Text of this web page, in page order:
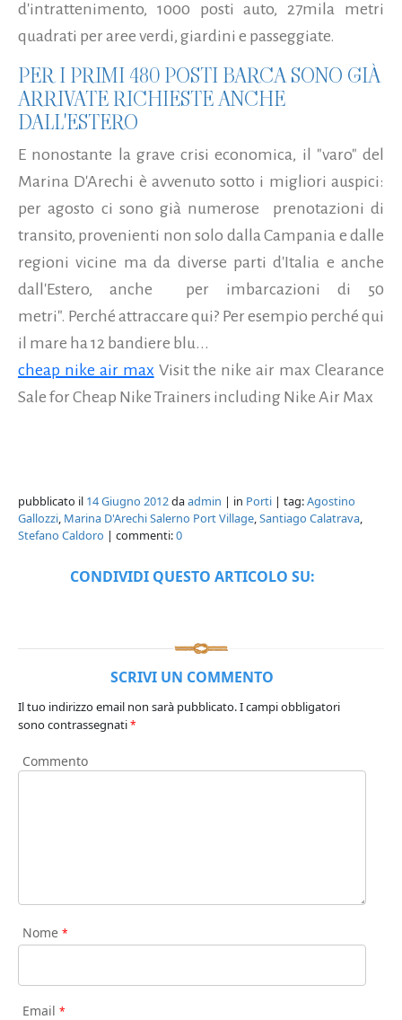
d'intrattenimento, 1000 posti auto, 27mila metri
quadrati per aree verdi, giardini e passeggiate.
PER I PRIMI 480 POSTI BARCA SONO GIÀ
ARRIVATE RICHIESTE ANCHE
DALL'ESTERO
E nonostante la grave crisi economica, il "varo" del
Marina D'Arechi è avvenuto sotto i migliori auspici:
per agosto ci sono già numerose prenotazioni di
transito, provenienti non solo dalla Campania e dalle
regioni vicine ma da diverse parti d'Italia e anche
dall'Estero, anche per imbarcazioni di 50
metri". Perché attraccare qui? Per esempio perché qui
il mare ha 12 bandiere blu...
cheap nike air max Visit the nike air max Clearance
Sale for Cheap Nike Trainers including Nike Air Max
pubblicato il 14 Giugno 2012daadmin | in Porti | tag:Agostino
Gallozzi, Marina D'Arechi Salerno Port Village,Santiago Calatrava,
Stefano Caldoro | commenti:0
CONDIVIDI QUESTO ARTICOLO SU:
SCRIVI UN COMMENTO
Il tuo indirizzo email non sarà pubblicato.I campi obbligatori
sono contrassegnati*
Commento
Nome *
Email *